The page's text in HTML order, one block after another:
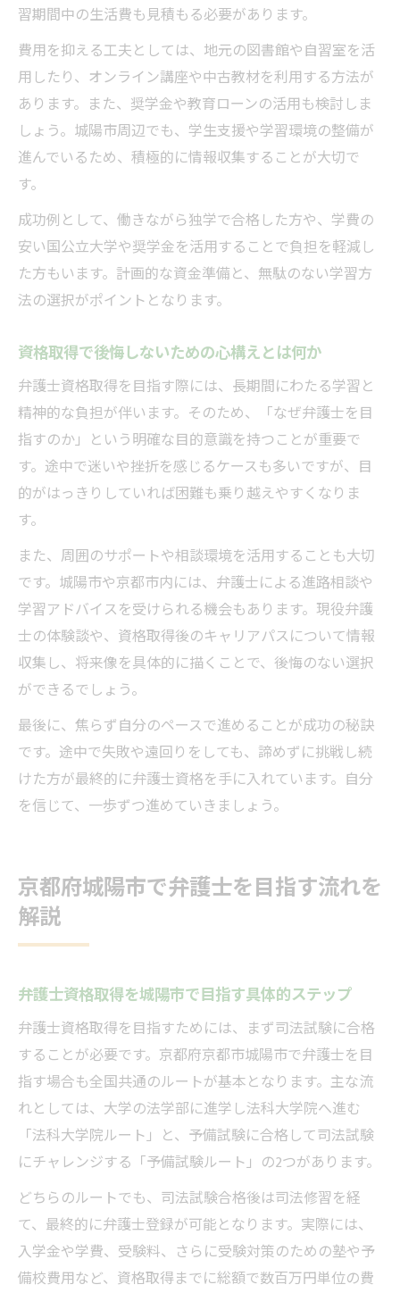
習期間中の生活費も見積もる必要があります。
費用を抑える工夫としては、地元の図書館や自習室を活
用したり、オンライン講座や中古教材を利用する方法が
あります。また、奨学金や教育ローンの活用も検討しま
しょう。城陽市周辺でも、学生支援や学習環境の整備が
進んでいるため、積極的に情報収集することが大切で
す。
成功例として、働きながら独学で合格した方や、学費の
安い国公立大学や奨学金を活用することで負担を軽減し
た方もいます。計画的な資金準備と、無駄のない学習方
法の選択がポイントとなります。
資格取得で後悔しないための心構えとは何か
弁護士資格取得を目指す際には、長期間にわたる学習と
精神的な負担が伴います。そのため、「なぜ弁護士を目
指すのか」という明確な目的意識を持つことが重要で
す。途中で迷いや挫折を感じるケースも多いですが、目
的がはっきりしていれば困難も乗り越えやすくなりま
す。
また、周囲のサポートや相談環境を活用することも大切
です。城陽市や京都市内には、弁護士による進路相談や
学習アドバイスを受けられる機会もあります。現役弁護
士の体験談や、資格取得後のキャリアパスについて情報
収集し、将来像を具体的に描くことで、後悔のない選択
ができるでしょう。
最後に、焦らず自分のペースで進めることが成功の秘訣
です。途中で失敗や遠回りをしても、諦めずに挑戦し続
けた方が最終的に弁護士資格を手に入れています。自分
を信じて、一歩ずつ進めていきましょう。
京都府城陽市で弁護士を目指す流れを
解説
弁護士資格取得を城陽市で目指す具体的ステップ
弁護士資格取得を目指すためには、まず司法試験に合格
することが必要です。京都府京都市城陽市で弁護士を目
指す場合も全国共通のルートが基本となります。主な流
れとしては、大学の法学部に進学し法科大学院へ進む
「法科大学院ルート」と、予備試験に合格して司法試験
にチャレンジする「予備試験ルート」の2つがあります。
どちらのルートでも、司法試験合格後は司法修習を経
て、最終的に弁護士登録が可能となります。実際には、
入学金や学費、受験料、さらに受験対策のための塾や予
備校費用など、資格取得までに総額で数百万円単位の費